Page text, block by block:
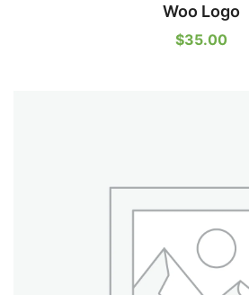
Woo Logo
$35.00